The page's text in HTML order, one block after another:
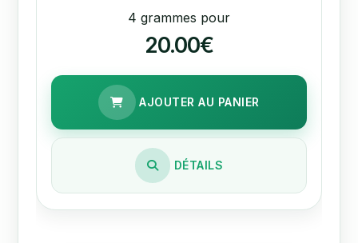
4 grammes pour
20.00€
AJOUTER AU PANIER
DÉTAILS